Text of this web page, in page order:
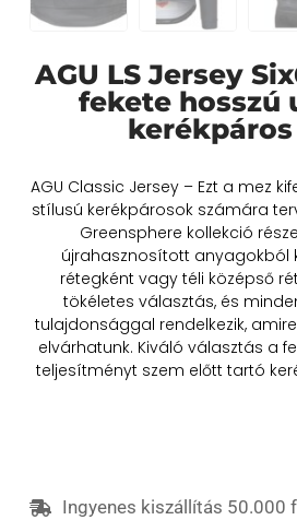
AGU LS Jersey
fekete hosszú
AGU Classic Jersey – Ezt a mez
stílusú kerékpárosok számára
Greensphere kollekció
újrahasznosított anyagokból
rétegként vagy téli középső
tökéletes választás, és
tulajdonsággal rendelkezik,
elvárhatunk. Kiváló választás a
teljesítményt szem előtt tartó
Ingyenes kiszállítás 50.000